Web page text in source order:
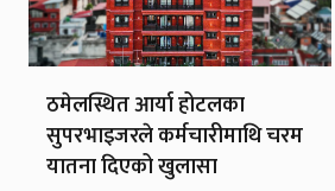
ठमेलस्थित आर्या होटलका
सुपरभाइजरले कर्मचारीमाथि चरम
यातना दिएको खुलासा